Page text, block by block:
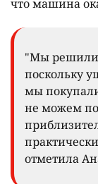
что машина
"Мы решили
поскольку
мы
не можем
отметила